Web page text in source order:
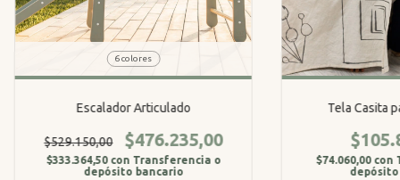
6 colores
Escalador Articulado
$529.150,00 $476.235,00
$333.364,50 con Transferencia o
depósito bancario
Tela Casita
$74.060,00 con